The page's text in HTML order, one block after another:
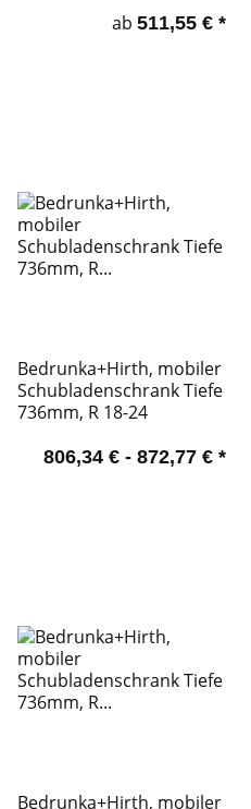
ab 511,55 € *
Bedrunka+Hirth, mobiler
Schubladenschrank Tiefe
736mm, R 18-24
806,34 € - 872,77 € *
Bedrunka+Hirth, mobiler